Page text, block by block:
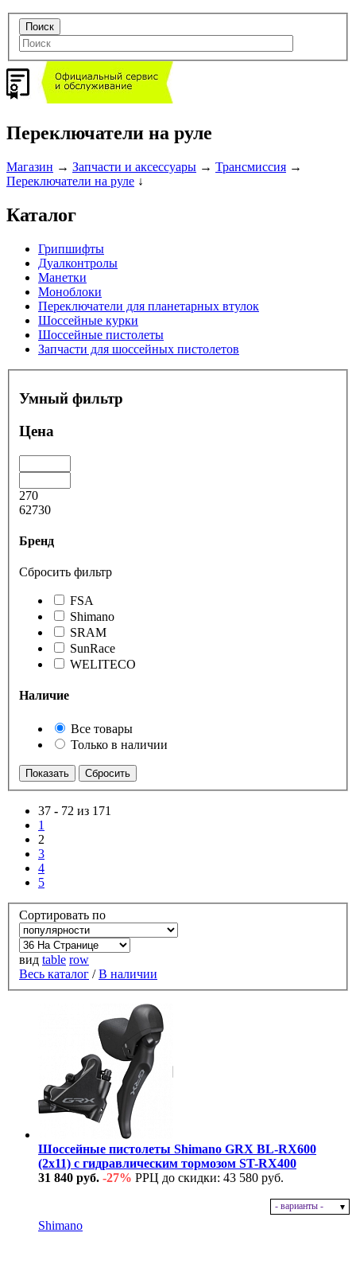
Переключатели на руле
Магазин → Запчасти и аксессуары → Трансмиссия →
Переключатели на руле ↓
Каталог
Грипшифты
Дуалконтролы
Манетки
Моноблоки
Переключатели для планетарных втулок
Шоссейные курки
Шоссейные пистолеты
Запчасти для шоссейных пистолетов
Умный фильтр
Цена
270
62730
Бренд
Сбросить фильтр
FSA
Shimano
SRAM
SunRace
WELITECO
Наличие
Все товары
Только в наличии
37 - 72 из 171
1
2
3
4
5
Сортировать по
вид table row
Весь каталог /В наличии
Шоссейные пистолеты Shimano GRX BL-RX600
(2x11) с гидравлическим тормозом ST-RX400
31 840 руб. -27% РРЦ до скидки: 43 580 руб.
- варианты -
Shimano